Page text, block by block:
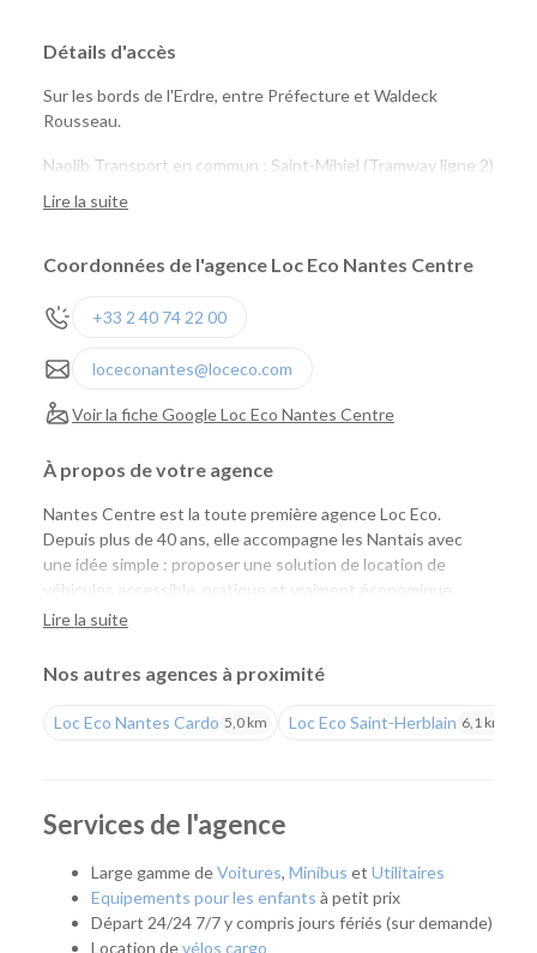
Détails d'accès
Sur les bords de l'Erdre, entre Préfecture et Waldeck
Rousseau.
Naolib Transport en commun : Saint-Mihiel (Tramway ligne 2)
marguerite : Saint Mihiel, Talensac, Quai de Versaille
Lire la suite
Coordonnées de l'agence Loc Eco Nantes Centre
+33 2 40 74 22 00
loceconantes@loceco.com
Voir la fiche Google Loc Eco Nantes Centre
À propos de votre agence
Nantes Centre est la toute première agence Loc Eco.
Depuis plus de 40 ans, elle accompagne les Nantais avec
une idée simple : proposer une solution de location de
véhicules accessible, pratique et vraiment économique.
Aujourd'hui, Loc Eco met à disposition près de 1 000
répondre aux besoins des particuliers comme des
professionnels.
Louer un véhicule uniquement lorsque vous en avez
tous ceux qui souhaitent disposer d'un véhicule
d'une voiture. Que ce soit pour partir en week-end,
transporter un meuble, effectuer un déménagement, partir
en vacances ou répondre à un besoin professionnel, vous
Lire la suite
Nos autres agences à proximité
Loc Eco Nantes Cardo 5,0 km Loc Eco Saint-Herblain 6,1 km
Services de l'agence
Large gamme deVoitures, Minibus et Utilitaires
Equipements pour les enfants à petit prix
Départ 24/24 7/7 y compris jours fériés (sur demande)
Location devélos cargo